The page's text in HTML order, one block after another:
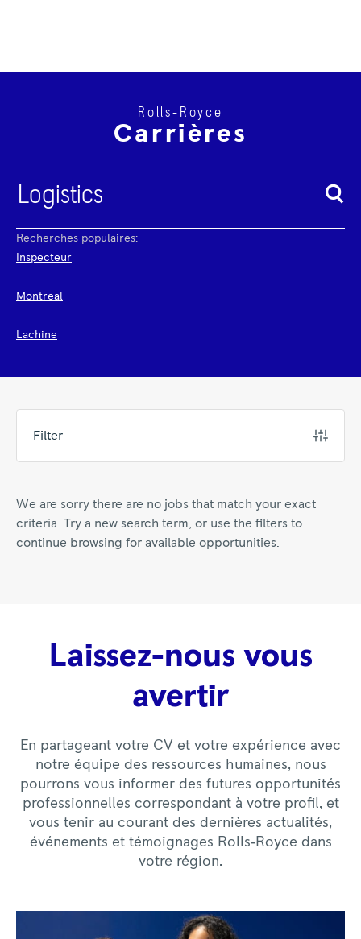
Rolls‑Royce
Carrières
Recherches populaires:
Inspecteur
Montreal
Lachine
Filter
We are sorry there are no jobs that match your exact
criteria. Try a new search term, or use the filters to
continue browsing for available opportunities.
Laissez-nous vous
avertir
En partageant votre CV et votre expérience avec
notre équipe des ressources humaines, nous
pourrons vous informer des futures opportunités
professionnelles correspondant à votre profil, et
vous tenir au courant des dernières actualités,
événements et témoignages Rolls‑Royce dans
votre région.